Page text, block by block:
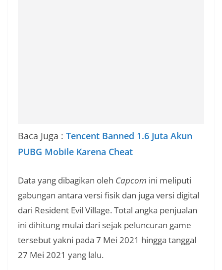
Baca Juga : Tencent Banned 1.6 Juta Akun
PUBG Mobile Karena Cheat
Data yang dibagikan oleh Capcom ini meliputi
gabungan antara versi fisik dan juga versi digital
dari Resident Evil Village. Total angka penjualan
ini dihitung mulai dari sejak peluncuran game
tersebut yakni pada 7 Mei 2021 hingga tanggal
27 Mei 2021 yang lalu.